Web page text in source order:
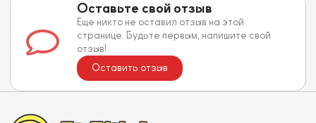
Оставьте свой отзыв
Еще никто не оставил отзыв на этой
странице. Будьте первым, напишите свой
отзыв!
Оставить отзыв